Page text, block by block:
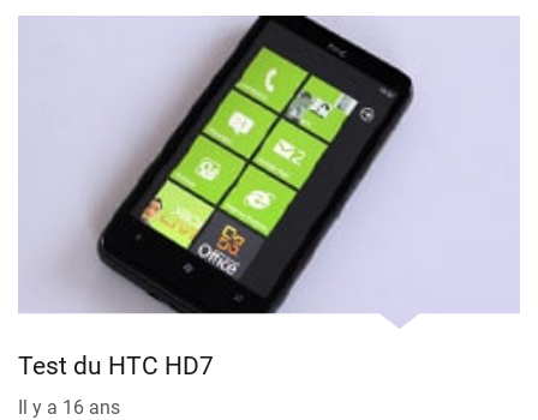
Test du HTC HD7
Il y a 16 ans